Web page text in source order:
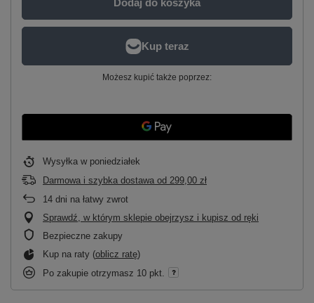
Możesz kupić także poprzez:
Wysyłka w poniedziałek
Darmowa i szybka dostawa od 299,00 zł
14 dni na łatwy zwrot
Sprawdź, w którym sklepie obejrzysz i kupisz od ręki
Bezpieczne zakupy
Kup na raty (oblicz ratę)
Po zakupie otrzymasz 10 pkt.